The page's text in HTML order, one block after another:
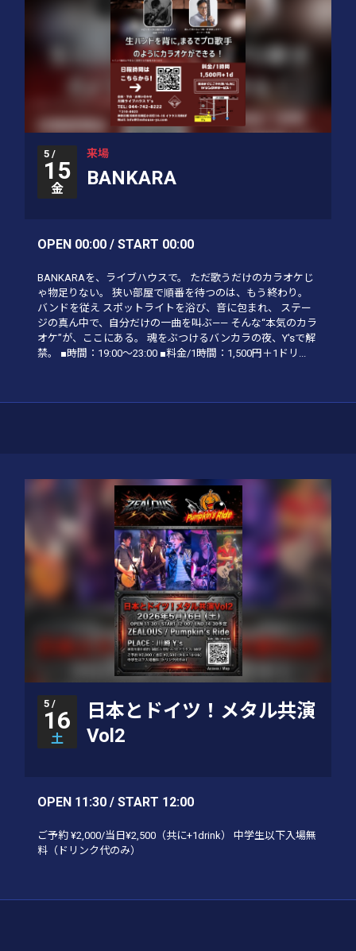
5 /
15
金
来場
BANKARA
OPEN 00:00 / START 00:00
BANKARAを、ライブハウスで。 ただ歌うだけのカラオケじ
ゃ物足りない。 狭い部屋で順番を待つのは、もう終わり。
バンドを従え スポットライトを浴び、音に包まれ、 ステー
ジの真ん中で、自分だけの一曲を叫ぶ—— そんな“本気のカラ
オケ”が、ここにある。 魂をぶつけるバンカラの夜、Y'sで解
禁。 ■時間：19:00〜23:00 ■料金/1時間：1,500円＋1ドリ...
5 /
16
土
日本とドイツ！メタル共演
Vol2
OPEN 11:30 / START 12:00
ご予約 ¥2,000/当日¥2,500（共に+1drink） 中学生以下入場無
料（ドリンク代のみ）